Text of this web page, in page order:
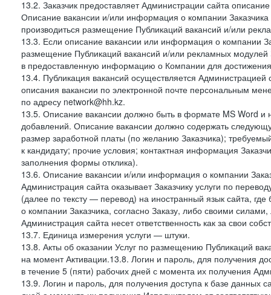
13.2. Заказчик предоставляет Администрации сайта
Описание вакансии и/или информация о компании Заказчика
производиться размещение Публикаций вакансий и/или
13.3. Если описание вакансии или информация о компании
размещение Публикаций вакансий и/или рекламных модулей
в предоставленную информацию о Компании для достижения
13.4. Публикация вакансий осуществляется
описания вакансии по электронной почте персональным
по адресу network@hh.kz.
13.5. Описание вакансии должно быть в формате MS Word и
добавлений. Описание вакансии должно содержать
размер заработной платы (по желанию Заказчика);
к кандидату; прочие условия; контактная информация
заполнения формы отклика).
13.6. Описание вакансии и/или информация о компании
Администрация сайта оказывает Заказчику услуги по
(далее по тексту — перевод) на иностранный язык сайта,
о компании Заказчика, согласно Заказу, либо своими
Администрация сайта несет ответственность как за свои
13.7. Единица измерения услуги — штуки.
13.8. Акты об оказании Услуг по размещению Публикаций
на момент Активации.13.8. Логин и пароль, для получения
в течение 5 (пяти) рабочих дней с момента их получения
13.9. Логин и пароль, для получения доступа к базе данных